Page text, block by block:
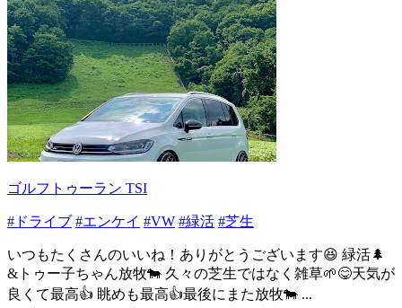
ゴルフトゥーラン TSI
#ドライブ #エンケイ #VW #緑活 #芝生
いつもたくさんのいいね！ありがとうございます😆 緑活🌲
&トゥー子ちゃん放牧🐄 久々の芝生ではなく雑草🌱😋天気が
良くて最高👍 眺めも最高👍最後にまた放牧🐄 ...